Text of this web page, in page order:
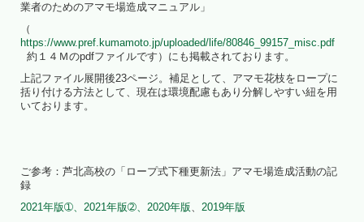
業者のためのアマモ場造成マニュアル」
（
https://www.pref.kumamoto.jp/uploaded/life/80846_99157_misc.pdf
約１４Ｍのpdfファイルです）にも掲載されております。
上記ファイル展開後23ページ。補足として、アマモ花枝をロープに
括り付ける方法として、現在は環境配慮もあり分解しやすい紐を用
いております。
ご参考：芦北高校の「ロープ式下種更新法」アマモ場造成活動の記
録
2021年版➀、 2021年版➁、 2020年版、 2019年版